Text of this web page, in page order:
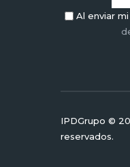
Al enviar
IPDGrupo ©
reservados.